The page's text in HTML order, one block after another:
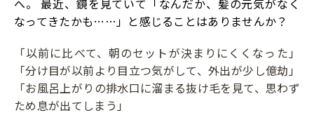
なってきたかも……」と感じることはありませんか？
「以前に比べて、朝のセットが決まりにくくなった」
「分け目が以前より目立つ気がして、外出が少し億劫」
「お風呂上がりの排水口に溜まる抜け毛を見て、思わず
ため息が出てしまう」